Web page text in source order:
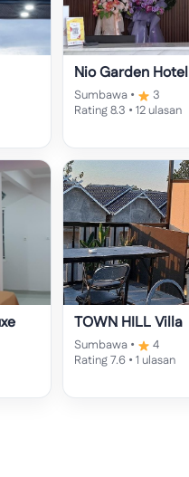
Nio Garden Hotel
Sumbawa •
3
Rating 8.3 • 12 ulasan
TOWN HILL Villa
Sumbawa •
4
Rating 7.6 • 1 ulasan